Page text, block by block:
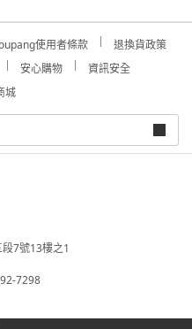
使用者條款
退換貨政策
安心購物
資訊安全
城
7號13樓之1
7298